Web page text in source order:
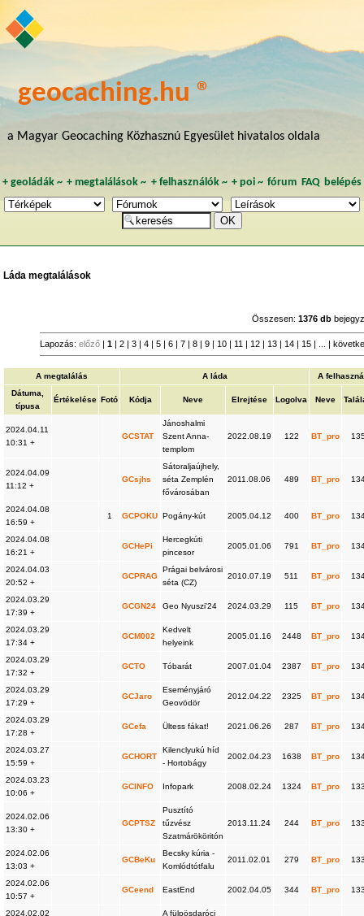
geocaching.hu ®
a Magyar Geocaching Közhasznú Egyesület hivatalos oldala
+ geoládák~ +megtalálások ~ + felhasználók~ + poi~ fórum FAQ belépés
Láda megtalálások
Összesen:1376 db
Lapozás:előző |1 | 2 | 3 | 4 | 5 | 6 | 7 | 8 | 9 | 10 | 11 | 12 | 13 | 14 | 15 | ... |
A megtalálás A láda
A
Dátuma,
típusa
Értékelése Fotó Kódja Neve Elrejtése Logolva Neve
2024.04.11
10:31 +
GCSTAT
Jánoshalmi
Szent Anna-
templom
2022.08.19 122 BT_pro
2024.04.09
11:12 +
GCsjhs
Sátoraljaújhely,
séta Zemplén
fővárosában
2011.08.06 489 BT_pro
2024.04.08
16:59 +
1 GCPOKU Pogány-kút 2005.04.12 400 BT_pro
2024.04.08
16:21 +
GCHePi
Hercegkúti
pincesor
2005.01.06 791 BT_pro
2024.04.03
20:52 +
GCPRAG
Prágai belvárosi
séta (CZ)
2010.07.19 511 BT_pro
2024.03.29
17:39 +
GCGN24 Geo Nyuszi'24 2024.03.29 115 BT_pro
2024.03.29
17:34 +
GCM002
Kedvelt
helyeink
2005.01.16 2448 BT_pro
2024.03.29
17:32 +
GCTO Tóbarát 2007.01.04 2387 BT_pro
2024.03.29
17:29 +
GCJaro
Eseményjáró
Geovödör
2012.04.22 2325 BT_pro
2024.03.29
17:28 +
GCefa Ültess fákat! 2021.06.26 287 BT_pro
2024.03.27
15:59 +
GCHORT
Kilenclyukú híd
- Hortobágy
2002.04.23 1638 BT_pro
2024.03.23
10:06 +
GCINFO Infopark 2008.02.24 1324 BT_pro
2024.02.06
13:30 +
GCPTSZ
Pusztító
tűzvész
Szatmárököritón
2013.11.24 244 BT_pro
2024.02.06
13:03 +
GCBeKu
Becsky kúria -
Komlódtótfalu
2011.02.01 279 BT_pro
2024.02.06
10:57 +
GCeend EastEnd 2002.04.05 344 BT_pro
2024.02.02
A fülpösdaróci